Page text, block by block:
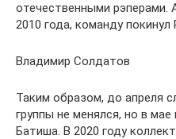
отечественными рэперами.
2010 года, команду покинул
Владимир Солдатов
Таким образом, до апреля
группы не менялся, но в
Батиша. В 2020 году